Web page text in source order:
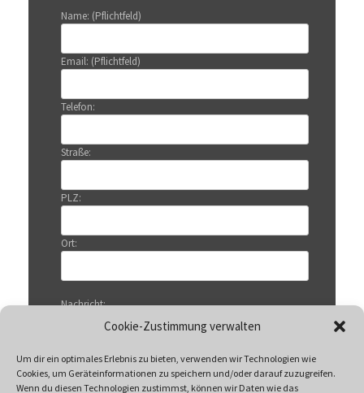
Cookie-Zustimmung verwalten
Um dir ein optimales Erlebnis zu bieten, verwenden wir Technologien wie
Cookies, um Geräteinformationen zu speichern und/oder darauf zuzugreifen.
Wenn du diesen Technologien zustimmst, können wir Daten wie das
Name: (Pflichtfeld)
Email: (Pflichtfeld)
Telefon:
Straße:
PLZ:
Ort:
Nachricht: